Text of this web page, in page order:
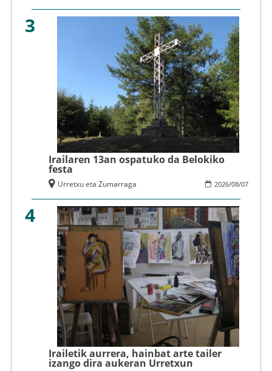
3
Irailaren 13an ospatuko da Belokiko
festa
2026/08/07
Urretxu eta Zumarraga
4
Irailetik aurrera, hainbat arte tailer
izango dira aukeran Urretxun